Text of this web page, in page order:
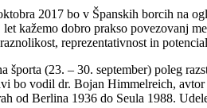
2017 bo v Španskih borcih na
kažemo dobro prakso povezovanj
reprezentativnost in
športa (23. – 30. september) poleg
bo vodil dr. Bojan Himmelreich,
od Berlina 1936 do Seula 1988.